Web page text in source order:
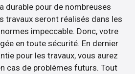
durable pour de nombreuses
travaux seront réalisés dans les
impeccable. Donc, votre
en toute sécurité. En dernier
pour les travaux, vous aurez
cas de problèmes futurs. Tout